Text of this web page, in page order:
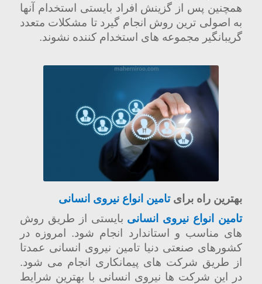
همچنین پس از گزینش افراد بایستی استخدام آنها
به اصولی ترین روش انجام گیرد تا مشکلات متعدد
گریبانگیر مجموعه های استخدام کننده نشوند.
بهترین راه برایتامین انواع نیروی انسانی
تامین انواع نیروی انسانی بایستی از طریق روش
های مناسب و استاندارد انجام شود. امروزه در
کشورهای صنعتی دنیا تامین نیروی انسانی عمدتا
از طریق شرکت های پیمانکاری انجام می شود.
در این شرکت ها نیروی انسانی با بهترین شرایط